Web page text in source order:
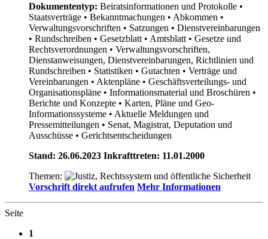
Dokumententyp: Beiratsinformationen und Protokolle •
Staatsverträge • Bekanntmachungen • Abkommen •
Verwaltungsvorschriften • Satzungen • Dienstvereinbarungen
• Rundschreiben • Gesetzblatt • Amtsblatt • Gesetze und
Rechtsverordnungen • Verwaltungsvorschriften,
Dienstanweisungen, Dienstvereinbarungen, Richtlinien und
Rundschreiben • Statistiken • Gutachten • Verträge und
Vereinbarungen • Aktenpläne • Geschäftsverteilungs- und
Organisationspläne • Informationsmaterial und Broschüren •
Berichte und Konzepte • Karten, Pläne und Geo-
Informationssysteme • Aktuelle Meldungen und
Pressemitteilungen • Senat, Magistrat, Deputation und
Ausschüsse • Gerichtsentscheidungen
Stand: 26.06.2023 Inkrafttreten: 11.01.2000
Themen:
Vorschrift direkt aufrufen Mehr Informationen
Seite
1